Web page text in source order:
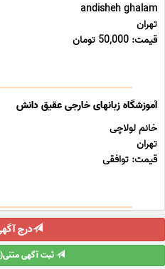
andisheh ghalam
تهران
قیمت: 50,000 تومان
آموزشگاه زبانهای خارجی عقیق دانش
خانم لولاچی
تهران
قیمت: توافقی
درج
ثبت آگهی